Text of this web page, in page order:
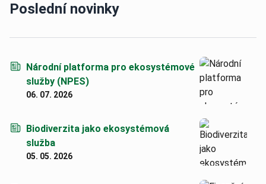
Poslední novinky
Národní platforma pro ekosystémové
služby (NPES)
06. 07. 2026
Biodiverzita jako ekosystémová
služba
05. 05. 2026